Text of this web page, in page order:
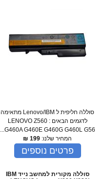
סוללה חליפית ל Lenovo/IBM מתאימה
לדגמים הבאים : LENOVO Z560
G460A G460E G460G G460L G56...
המחיר שלנו: 199
₪
פרטים נוספים
סוללה מקורית למחשב נייד IBM